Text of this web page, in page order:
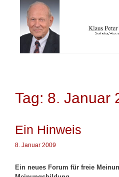
Tag: 8. Januar
Ein Hinweis
8. Januar 2009
Ein neues Forum für freie